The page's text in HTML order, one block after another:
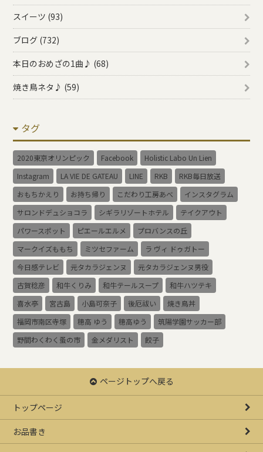
スイーツ (93)
ブログ (732)
本日のおめざの1曲♪ (68)
焼き鳥ネタ♪ (59)
タグ
2020東京オリンピック Facebook
Holistic Labo Un Lien
Instagram
LA VIE DE GATEAU LINE RKB
RKB毎日放送
おもちかえり
お持ち帰り こだわり工房あべ
インスタグラム
サロンドデュショコラ
シギラリゾートホテル
テイクアウト
パワースポット
ピエールエルメ
プロバンスの丘
マークイズももち
ミツセファーム
ラ ヴィ ドゥガトー
今日感テレビ
元タカラジェンヌ
元タカラジェンヌ男役
古賀稔彦
和牛くりみ 和牛テールスープ
和牛ハツテキ
喜水亭
宮古島 小島可奈子 後厄祓い
焼き鳥丼
福岡市南区寺塚
穂高 ゆう 穂高ゆう
筑陽学園サッカー部
野間わくわく蚤の市
金メダリスト 餃子
ページトップへ戻る
トップページ
お品書き